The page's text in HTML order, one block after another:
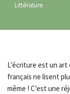
Littérature
L’écriture est un art
français ne lisent
même ! C’est une